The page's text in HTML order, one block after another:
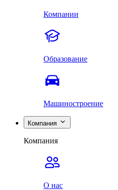
Компании
Образование
Машиностроение
Компания
Компания
О нас